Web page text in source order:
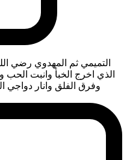
التميمي ثم المهدوي رضي
الذي اخرج الخبأ وانبت الحب
وفرق الفلق وانار دواجي